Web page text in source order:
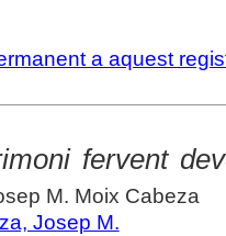
a aquest
fervent
M. Moix Cabeza
Josep M.